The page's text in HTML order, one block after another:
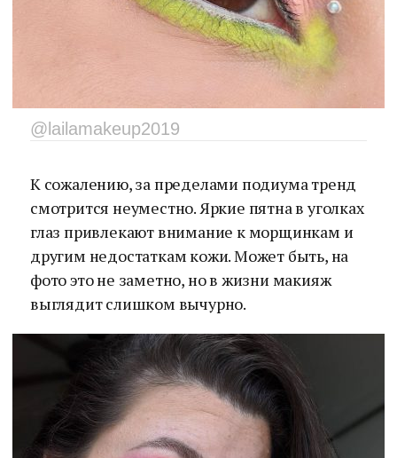
@lailamakeup2019
К сожалению, за пределами подиума тренд
смотрится неуместно. Яркие пятна в уголках
глаз привлекают внимание к морщинкам и
другим недостаткам кожи. Может быть, на
фото это не заметно, но в жизни макияж
выглядит слишком вычурно.